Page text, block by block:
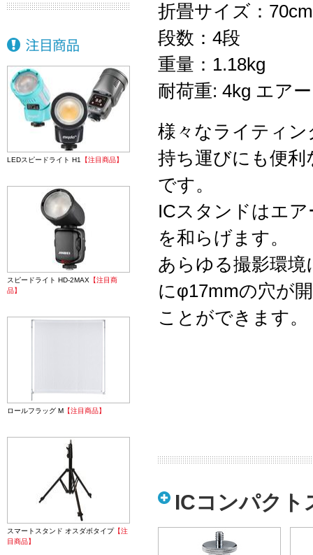
折畳サイズ：70cm
段数：4段
重量：1.18kg
耐荷重: 4kg エア
様々なライティ
持ち運びにも便
です。
ICスタンドはエ
を和らげます。
あらゆる撮影環
にφ17mmの穴が
ことができます。
ICコンパクト
LEDスピードライト H1 【注目商品】
スピードライト HD-2MAX 【注目商
品】
ロールフラッグ M 【注目商品】
スマートスタンド オスダボタイプ【注
目商品】